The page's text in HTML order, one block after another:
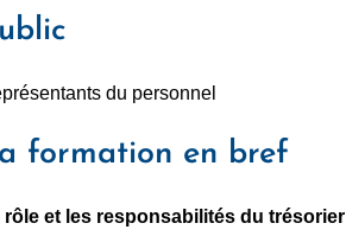
du personnel
formation en bref
rôle et les responsabilités du trésorier